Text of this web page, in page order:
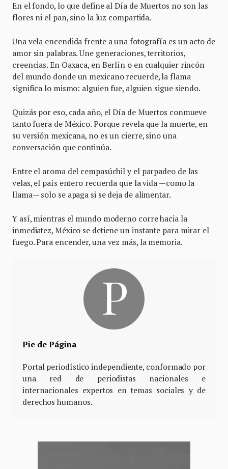
En el fondo, lo que define al Día de Muertos no son las
flores ni el pan, sino la luz compartida.
Una vela encendida frente a una fotografía es un acto de
amor sin palabras. Une generaciones, territorios,
creencias. En Oaxaca, en Berlín o en cualquier rincón
del mundo donde un mexicano recuerde, la flama
significa lo mismo: alguien fue, alguien sigue siendo.
Quizás por eso, cada año, el Día de Muertos conmueve
tanto fuera de México. Porque revela que la muerte, en
su versión mexicana, no es un cierre, sino una
conversación que continúa.
Entre el aroma del cempasúchil y el parpadeo de las
velas, el país entero recuerda que la vida —como la
llama— solo se apaga si se deja de alimentar.
Y así, mientras el mundo moderno corre hacia la
inmediatez, México se detiene un instante para mirar el
fuego. Para encender, una vez más, la memoria.
Pie de Página
Portal periodístico independiente, conformado por
una red de periodistas nacionales e
internacionales expertos en temas sociales y de
derechos humanos.